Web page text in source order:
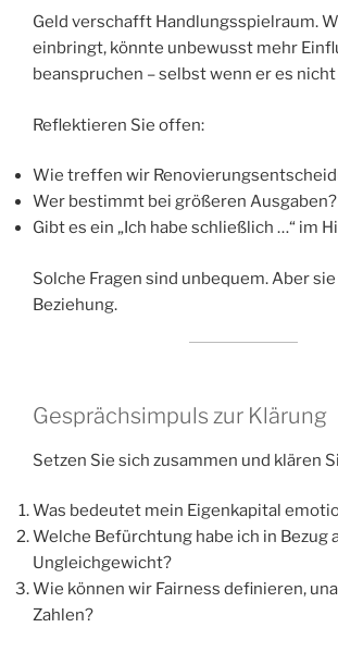
Geld verschafft Handlungsspielraum.
einbringt, könnte unbewusst mehr
beanspruchen – selbst wenn er es
Reflektieren Sie offen:
Wie treffen wir
Wer bestimmt bei größeren Ausgaben?
Gibt es ein „Ich habe schließlich …“ im
Solche Fragen sind unbequem. Aber
Beziehung.
Gesprächsimpuls zur Klärung
Setzen Sie sich zusammen und klären
Was bedeutet mein Eigenkapital
Welche Befürchtung habe ich in Bezug
Ungleichgewicht?
Wie können wir Fairness definieren,
Zahlen?